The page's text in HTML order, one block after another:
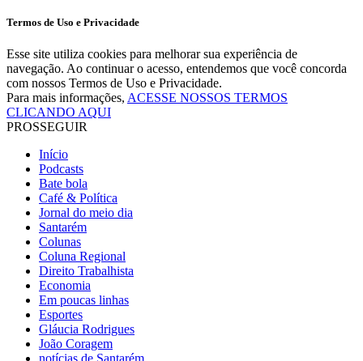
Termos de Uso e Privacidade
Esse site utiliza cookies para melhorar sua experiência de
navegação. Ao continuar o acesso, entendemos que você concorda
com nossos Termos de Uso e Privacidade.
Para mais informações, ACESSE NOSSOS TERMOS
CLICANDO AQUI
PROSSEGUIR
Início
Podcasts
Bate bola
Café & Política
Jornal do meio dia
Santarém
Colunas
Coluna Regional
Direito Trabalhista
Economia
Em poucas linhas
Esportes
Gláucia Rodrigues
João Coragem
notícias de Santarém